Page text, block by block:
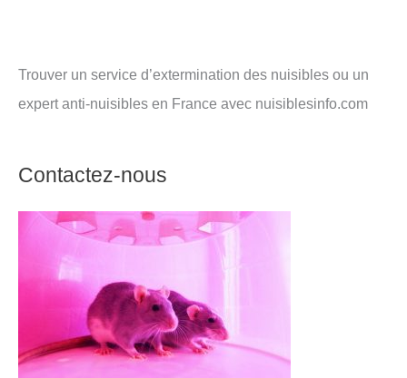
Trouver un service d’extermination des nuisibles ou un
expert anti-nuisibles en France avec nuisiblesinfo.com
Contactez-nous